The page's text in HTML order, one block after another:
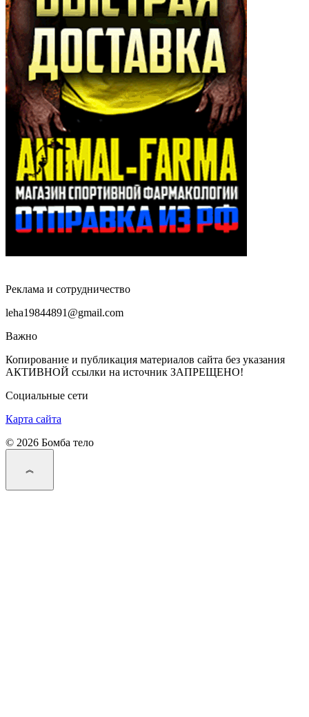
Реклама и сотрудничество
leha19844891@gmail.com
Важно
Копирование и публикация материалов сайта без указания
АКТИВНОЙ ссылки на источник ЗАПРЕЩЕНО!
Социальные сети
Карта сайта
© 2026 Бомба тело